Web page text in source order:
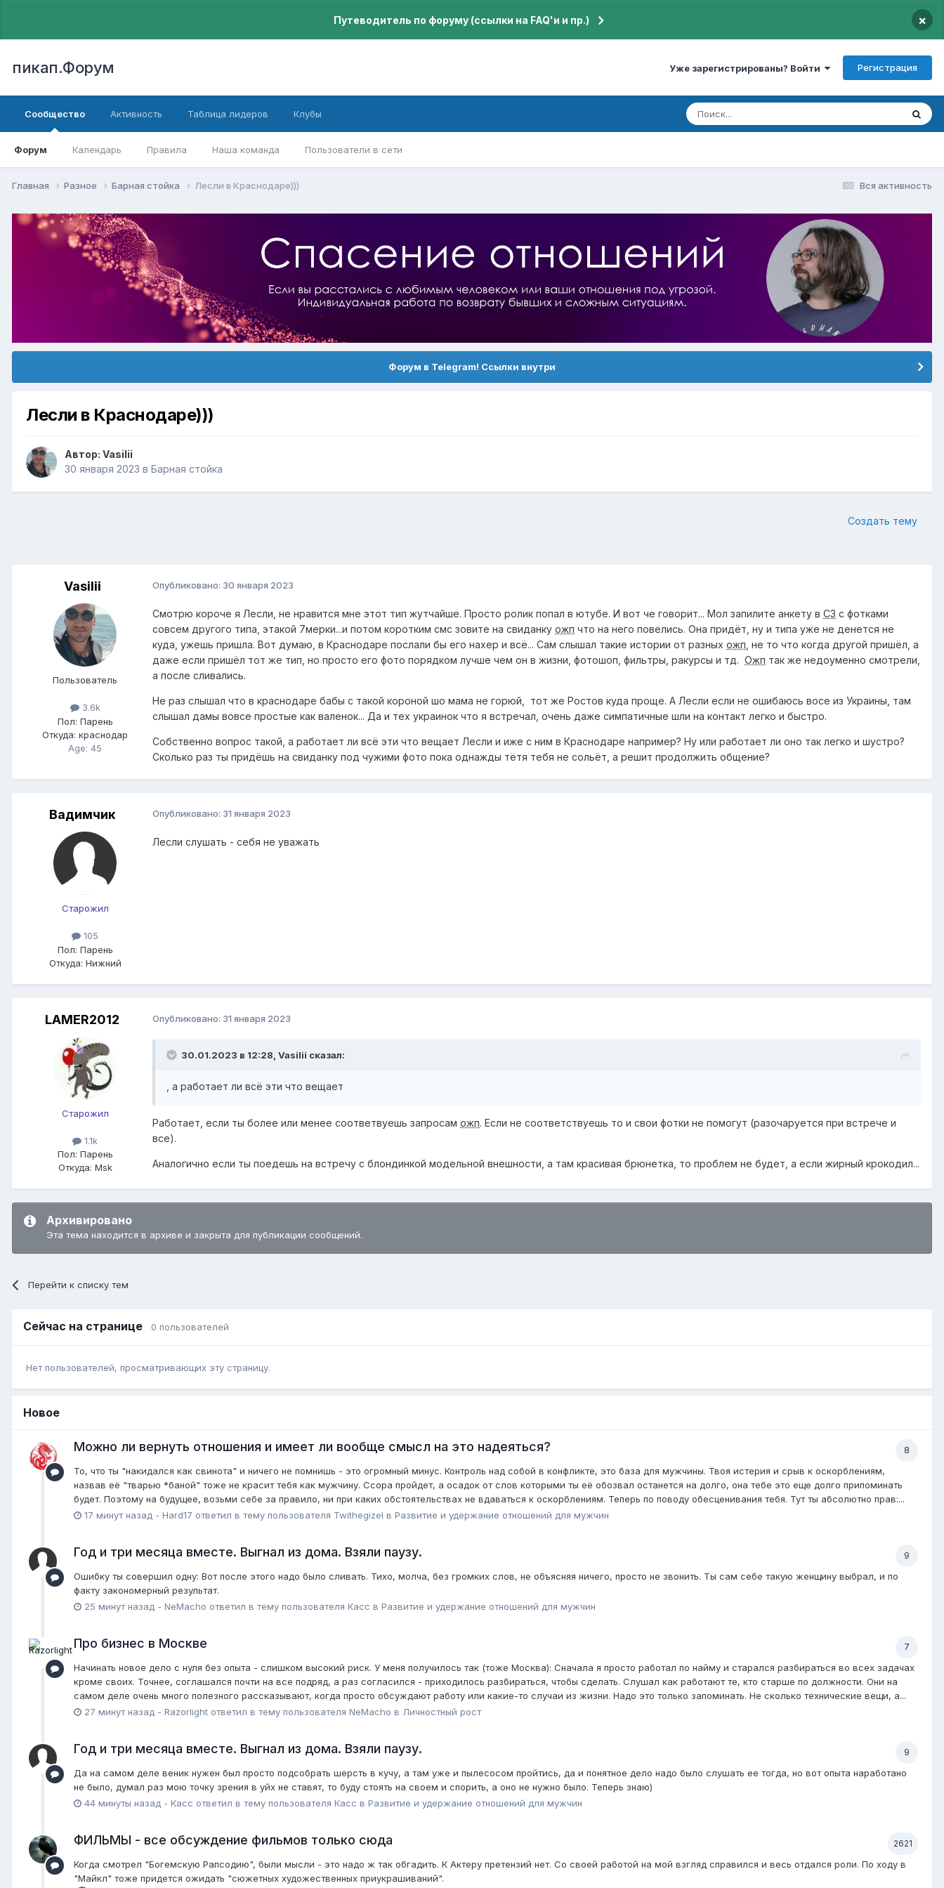
Путеводитель по форуму (ссылки на FAQ'и и пр.) ×
пикап.Форум Уже зарегистрированы? Войти Регистрация
Сообщество
Форум Календарь Правила Наша команда Пользователи в сети
Активность Таблица лидеров Клубы
Вся активность
Главная Разное Барная стойка Лесли в Краснодаре)))
Форум в Telegram! Ссылки внутри
Лесли в Краснодаре)))
Автор: Vasilii
30 января 2023 в Барная стойка
Создать тему
Vasilii
Пользователь
3.6k
Пол: Парень
Откуда: краснодар
Age: 45
Опубликовано: 30 января 2023
Смотрю короче я Лесли, не нравится мне этот тип жутчайше. Просто ролик попал в ютубе. И вот че говорит... Мол запилите анкету в СЗ с фотками
совсем другого типа, этакой 7мерки...и потом коротким смс зовите на свиданку ожп что на него повелись. Она придёт, ну и типа уже не денется не
куда, ужешь пришла. Вот думаю, в Краснодаре послали бы его нахер и всё... Сам слышал такие истории от разных ожп , не то что когда другой пришёл, а
даже если пришёл тот же тип, но просто его фото порядком лучше чем он в жизни, фотошоп, фильтры, ракурсы и тд. Ожп так же недоуменно смотрели,
а после сливались.
Не раз слышал что в краснодаре бабы с такой короной шо мама не горюй, тот же Ростов куда проще. А Лесли если не ошибаюсь восе из Украины, там
слышал дамы вовсе простые как валенок... Да и тех украинок что я встречал, очень даже симпатичные шли на контакт легко и быстро.
Собственно вопрос такой, а работает ли всё эти что вещает Лесли и иже с ним в Краснодаре например? Ну или работает ли оно так легко и шустро?
Сколько раз ты придёшь на свиданку под чужими фото пока однажды тётя тебя не сольёт, а решит продолжить общение?
Вадимчик
Старожил
105
Пол: Парень
Откуда: Нижний
Опубликовано: 31 января 2023
Лесли слушать - себя не уважать
LAMER2012
Старожил
1.1k
Пол: Парень
Откуда: Msk
Опубликовано: 31 января 2023
30.01.2023 в 12:28, Vasilii сказал:
, а работает ли всё эти что вещает
Работает, если ты более или менее соответвуешь запросам ожп. Если не соответствуешь то и свои фотки не помогут (разочаруется при встрече и
все).
Аналогично если ты поедешь на встречу с блондинкой модельной внешности, а там красивая брюнетка, то проблем не будет, а если жирный крокодил...
Архивировано
Эта тема находится в архиве и закрыта для публикации сообщений.
Перейти к списку тем
Сейчас на странице 0 пользователей
Нет пользователей, просматривающих эту страницу.
Новое
8
Можно ли вернуть отношения и имеет ли вообще смысл на это надеяться?
То, что ты "накидался как свинота" и ничего не помнишь - это огромный минус. Контроль над собой в конфликте, это база для мужчины. Твоя истерия и срыв к оскорблениям,
назвав её "тварью *баной" тоже не красит тебя как мужчину. Ссора пройдет, а осадок от слов которыми ты её обозвал останется на долго, она тебе это еще долго припоминать
будет. Поэтому на будущее, возьми себе за правило, ни при каких обстоятельствах не вдаваться к оскорблениям. Теперь по поводу обесценивания тебя. Тут ты абсолютно прав:...
17 минут назад - Hard17 ответил в тему пользователя Twithegizel в Pазвитие и удержание отношений для мужчин
9
Год и три месяца вместе. Выгнал из дома. Взяли паузу.
Ошибку ты совершил одну: Вот после этого надо было сливать. Тихо, молча, без громких слов, не объясняя ничего, просто не звонить. Ты сам себе такую женщину выбрал, и по
факту закономерный результат.
25 минут назад - NeMacho ответил в тему пользователя Касс в Pазвитие и удержание отношений для мужчин
7
Про бизнес в Москве
Начинать новое дело с нуля без опыта - слишком высокий риск. У меня получилось так (тоже Москва): Сначала я просто работал по найму и старался разбираться во всех задачах
кроме своих. Точнее, соглашался почти на все подряд, а раз согласился - приходилось разбираться, чтобы сделать. Слушал как работают те, кто старше по должности. Они на
самом деле очень много полезного рассказывают, когда просто обсуждают работу или какие-то случаи из жизни. Надо это только запоминать. Не сколько технические вещи, а...
27 минут назад - Razorlight ответил в тему пользователя NeMacho в Личностный рост
9
Год и три месяца вместе. Выгнал из дома. Взяли паузу.
Да на самом деле веник нужен был просто подсобрать шерсть в кучу, а там уже и пылесосом пройтись, да и понятное дело надо было слушать ее тогда, но вот опыта наработано
не было, думал раз мою точку зрения в уйх не ставят, то буду стоять на своем и спорить, а оно не нужно было. Теперь знаю)
44 минуты назад - Касс ответил в тему пользователя Касс в Pазвитие и удержание отношений для мужчин
2621
ФИЛЬМЫ - все обсуждение фильмов только сюда
Когда смотрел "Богемскую Рапсодию", были мысли - это надо ж так обгадить. К Актеру претензий нет. Со своей работой на мой взгляд справился и весь отдался роли. По ходу в
"Майкл" тоже придется ожидать "сюжетных художественных приукрашиваний".